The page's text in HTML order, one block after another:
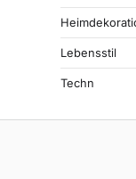
Lebensstil
Techn